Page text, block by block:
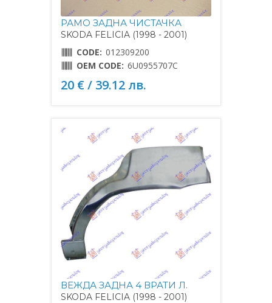
РАМО ЗАДНА ЧИСТАЧКА
SKODA FELICIA (1998 - 2001)
CODE: 012309200
OEM CODE: 6U0955707C
20 € / 39.12 лв.
ВЕЖДА ЗАДНА 4 ВРАТИ Л.
SKODA FELICIA (1998 - 2001)